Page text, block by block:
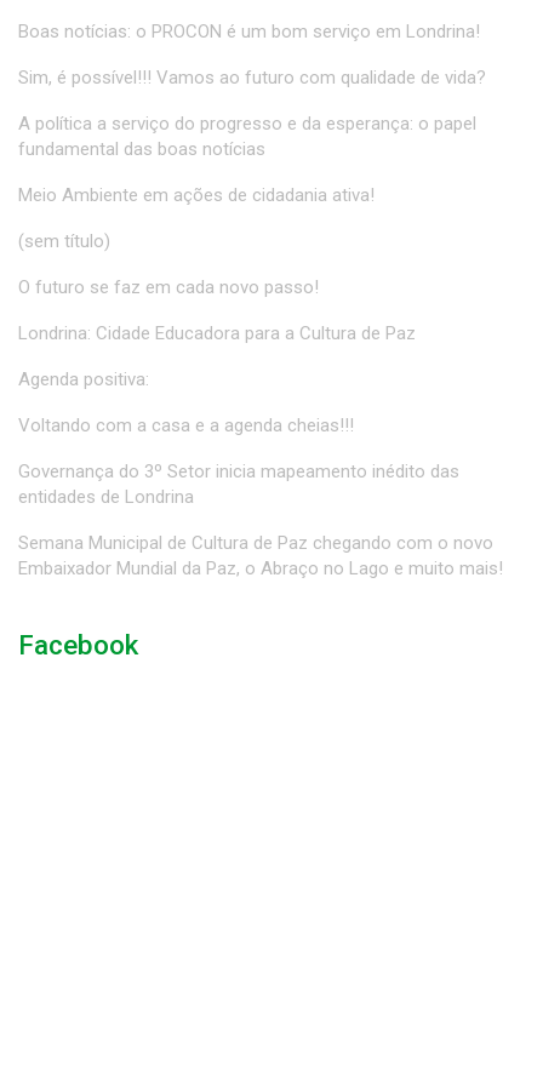
Boas notícias: o PROCON é um bom serviço em Londrina!
Sim, é possível!!! Vamos ao futuro com qualidade de vida?
A política a serviço do progresso e da esperança: o papel
fundamental das boas notícias
Meio Ambiente em ações de cidadania ativa!
(sem título)
O futuro se faz em cada novo passo!
Londrina: Cidade Educadora para a Cultura de Paz
Agenda positiva:
Voltando com a casa e a agenda cheias!!!
Governança do 3º Setor inicia mapeamento inédito das
entidades de Londrina
Semana Municipal de Cultura de Paz chegando com o novo
Embaixador Mundial da Paz, o Abraço no Lago e muito mais!
Facebook